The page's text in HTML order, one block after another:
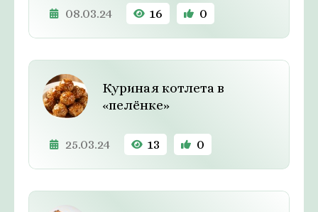
08.03.24 16 0
Куриная котлета в
«пелёнке»
25.03.24 13 0